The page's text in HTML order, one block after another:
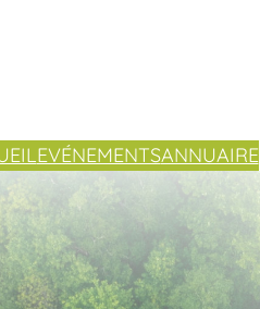
EVÉNEMENTSANNUAIRE